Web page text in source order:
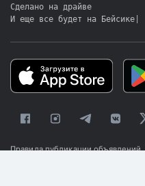
Сделано на драйве
И еще все будет на Бейсике
Правила публикации объявлений